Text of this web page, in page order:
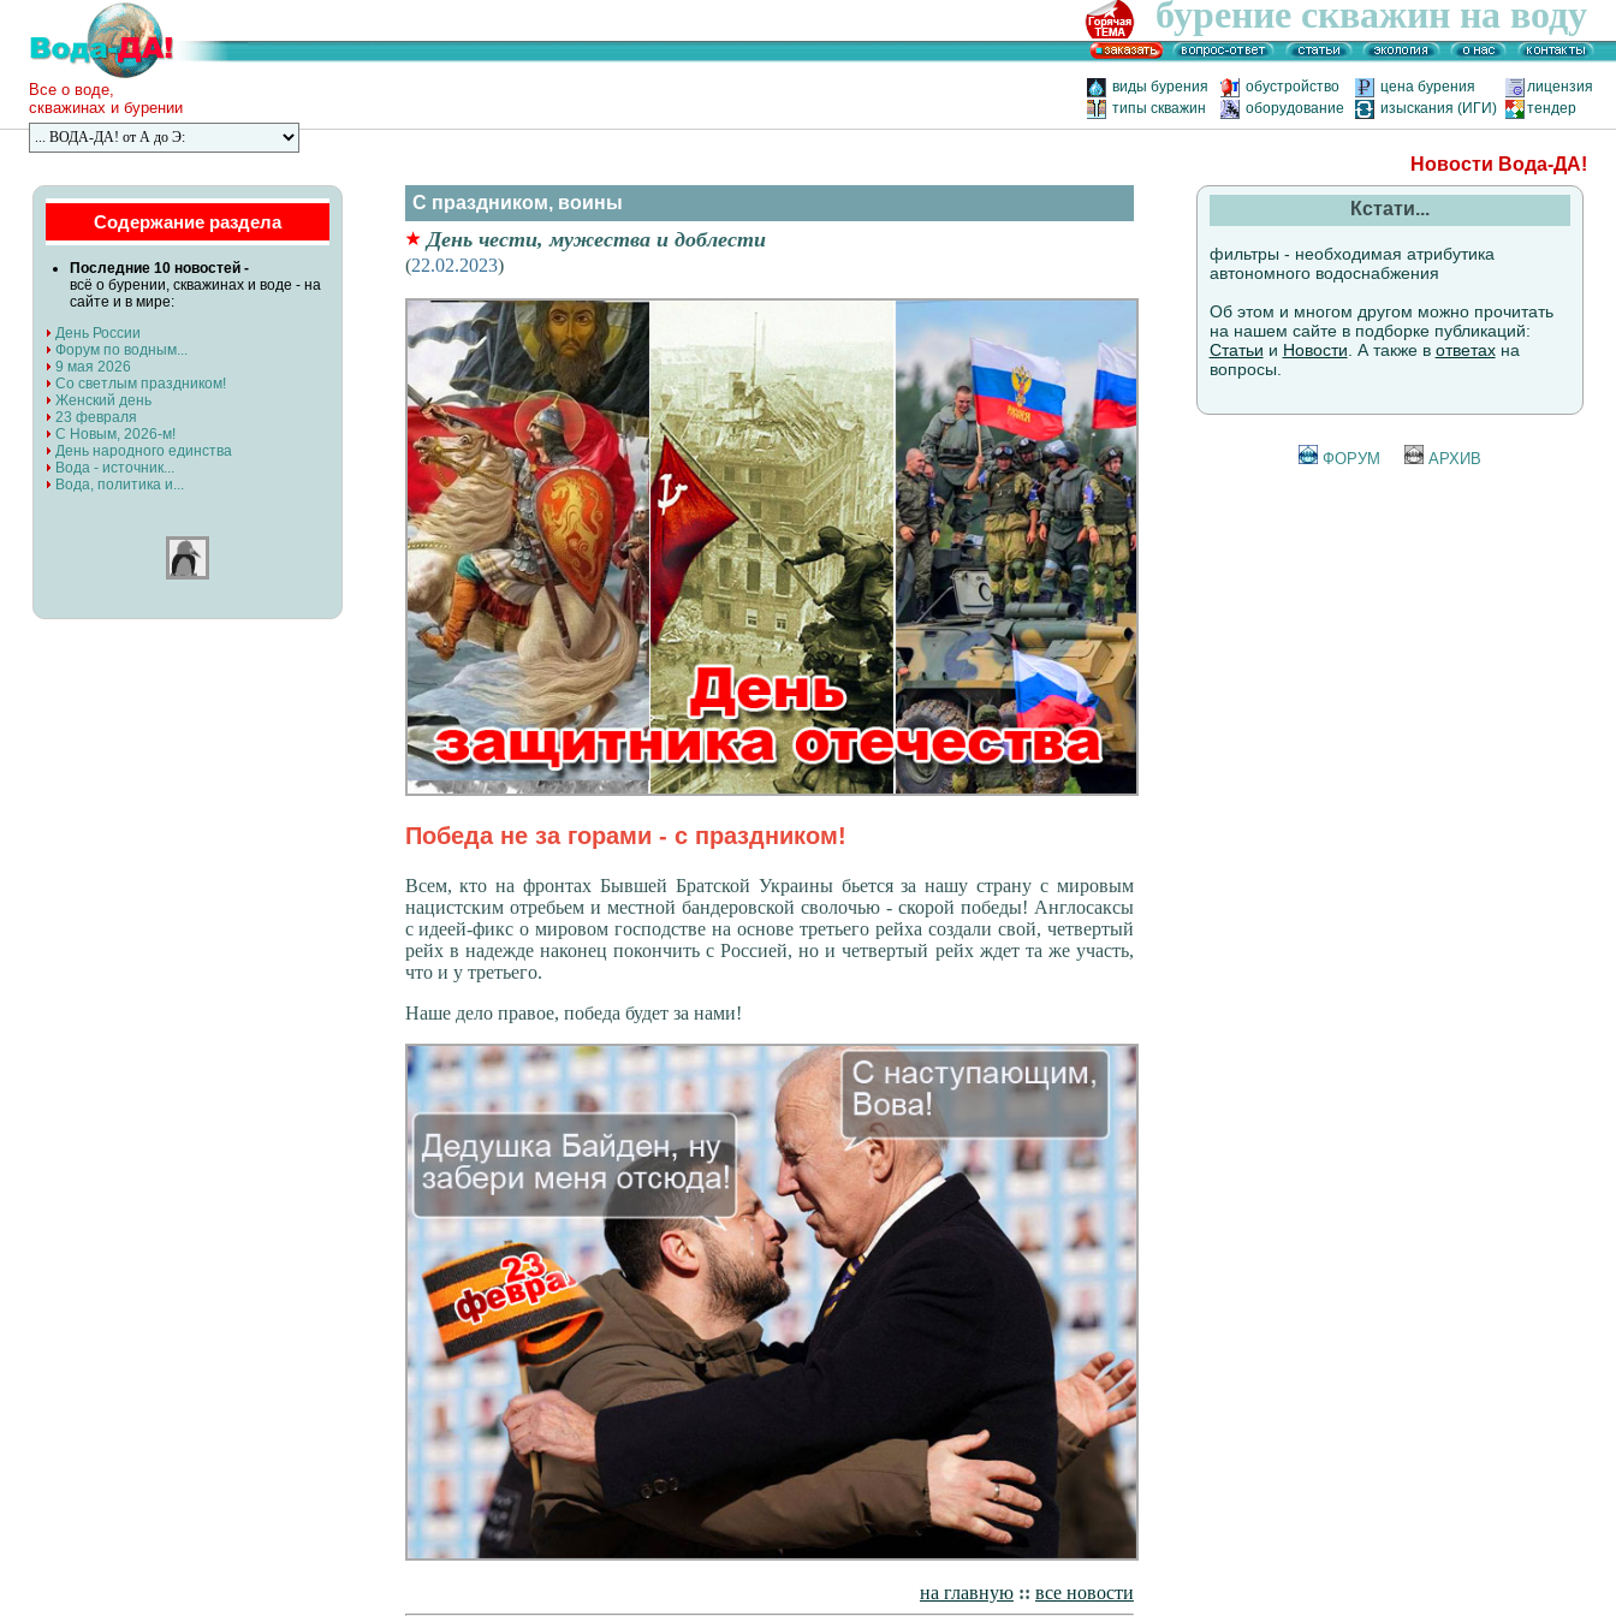
бурение скважин на воду
виды бурения обустройство цена бурения
лицензия
типы скважин
оборудование изыскания (ИГИ) тендер
Все о воде,
скважинах и бурении
Новости Вода-ДА!
Содержание раздела
Последние 10 новостей -
всё о бурении, скважинах и воде - на
сайте и в мире:
День России
Форум по водным...
9 мая 2026
Со светлым праздником!
Женский день
23 февраля
С Новым, 2026-м!
День народного единства
Вода - источник...
Вода, политика и...
С праздником, воины
День чести, мужества и доблести
(22.02.2023)
Победа не за горами - с праздником!
Всем, кто на фронтах Бывшей Братской Украины бьется за нашу страну с мировым
нацистским отребьем и местной бандеровской сволочью - скорой победы! Англосаксы
с идеей-фикс о мировом господстве на основе третьего рейха создали свой, четвертый
рейх в надежде наконец покончить с Россией, но и четвертый рейх ждет та же участь,
что и у третьего.
Наше дело правое, победа будет за нами!
на главную :: все новости
Кстати...
фильтры - необходимая атрибутика
автономного водоснабжения
Об этом и многом другом можно прочитать
на нашем сайте в подборке публикаций:
Статьи и Новости. А также в ответахна
вопросы.
ФОРУМ АРХИВ